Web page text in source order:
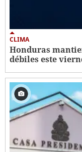
CLIMA
Honduras
débiles este